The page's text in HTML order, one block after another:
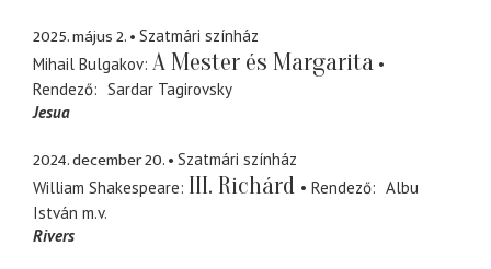
2025. május 2.
Szatmári színház
Mihail Bulgakov A Mester és Margarita
Rendező
Sardar Tagirovsky
Jesua
2024. december 20.
Szatmári színház
William Shakespeare III. Richárd Rendező
Albu
István m.v.
Rivers